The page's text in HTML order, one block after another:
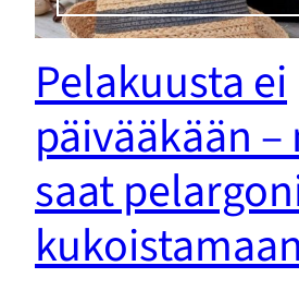
Pelakuusta ei
päivääkään
saat